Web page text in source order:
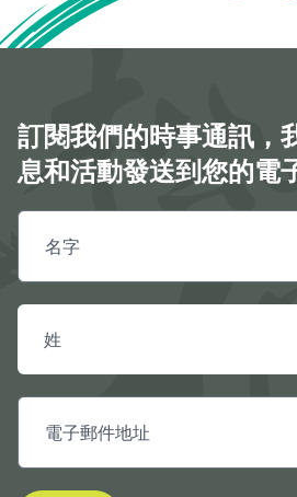
This page was last updated on
訂閱我們的時事通訊，
息和活動發送到您的電